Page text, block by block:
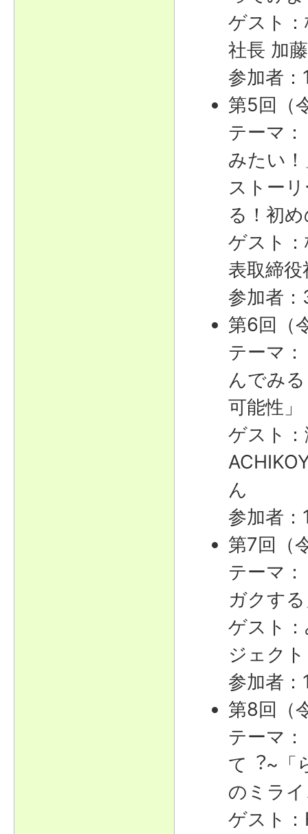
ゲスト
社長 加
参加者：
第5回（
テーマ
みたい
ストー
る！初
ゲスト
表取締
参加者
第6回（
テーマ
んでみ
可能性」
ゲスト
ん
参加者：
第7回（
テーマ
ガクす
ゲスト
ジェク
参加者：
第8回（
テーマ
て︖~「
のミラ
ゲスト